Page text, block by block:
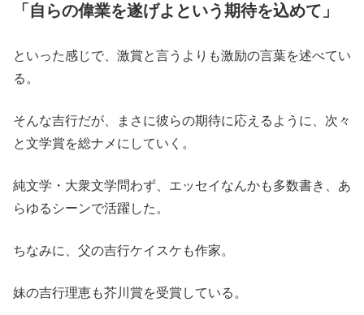
「自らの偉業を遂げよという期待を込めて」
といった感じで、激賞と言うよりも激励の言葉を述べてい
る。
そんな吉行だが、まさに彼らの期待に応えるように、次々
と文学賞を総ナメにしていく。
純文学・大衆文学問わず、エッセイなんかも多数書き、あ
らゆるシーンで活躍した。
ちなみに、父の吉行ケイスケも作家。
妹の吉行理恵も芥川賞を受賞している。